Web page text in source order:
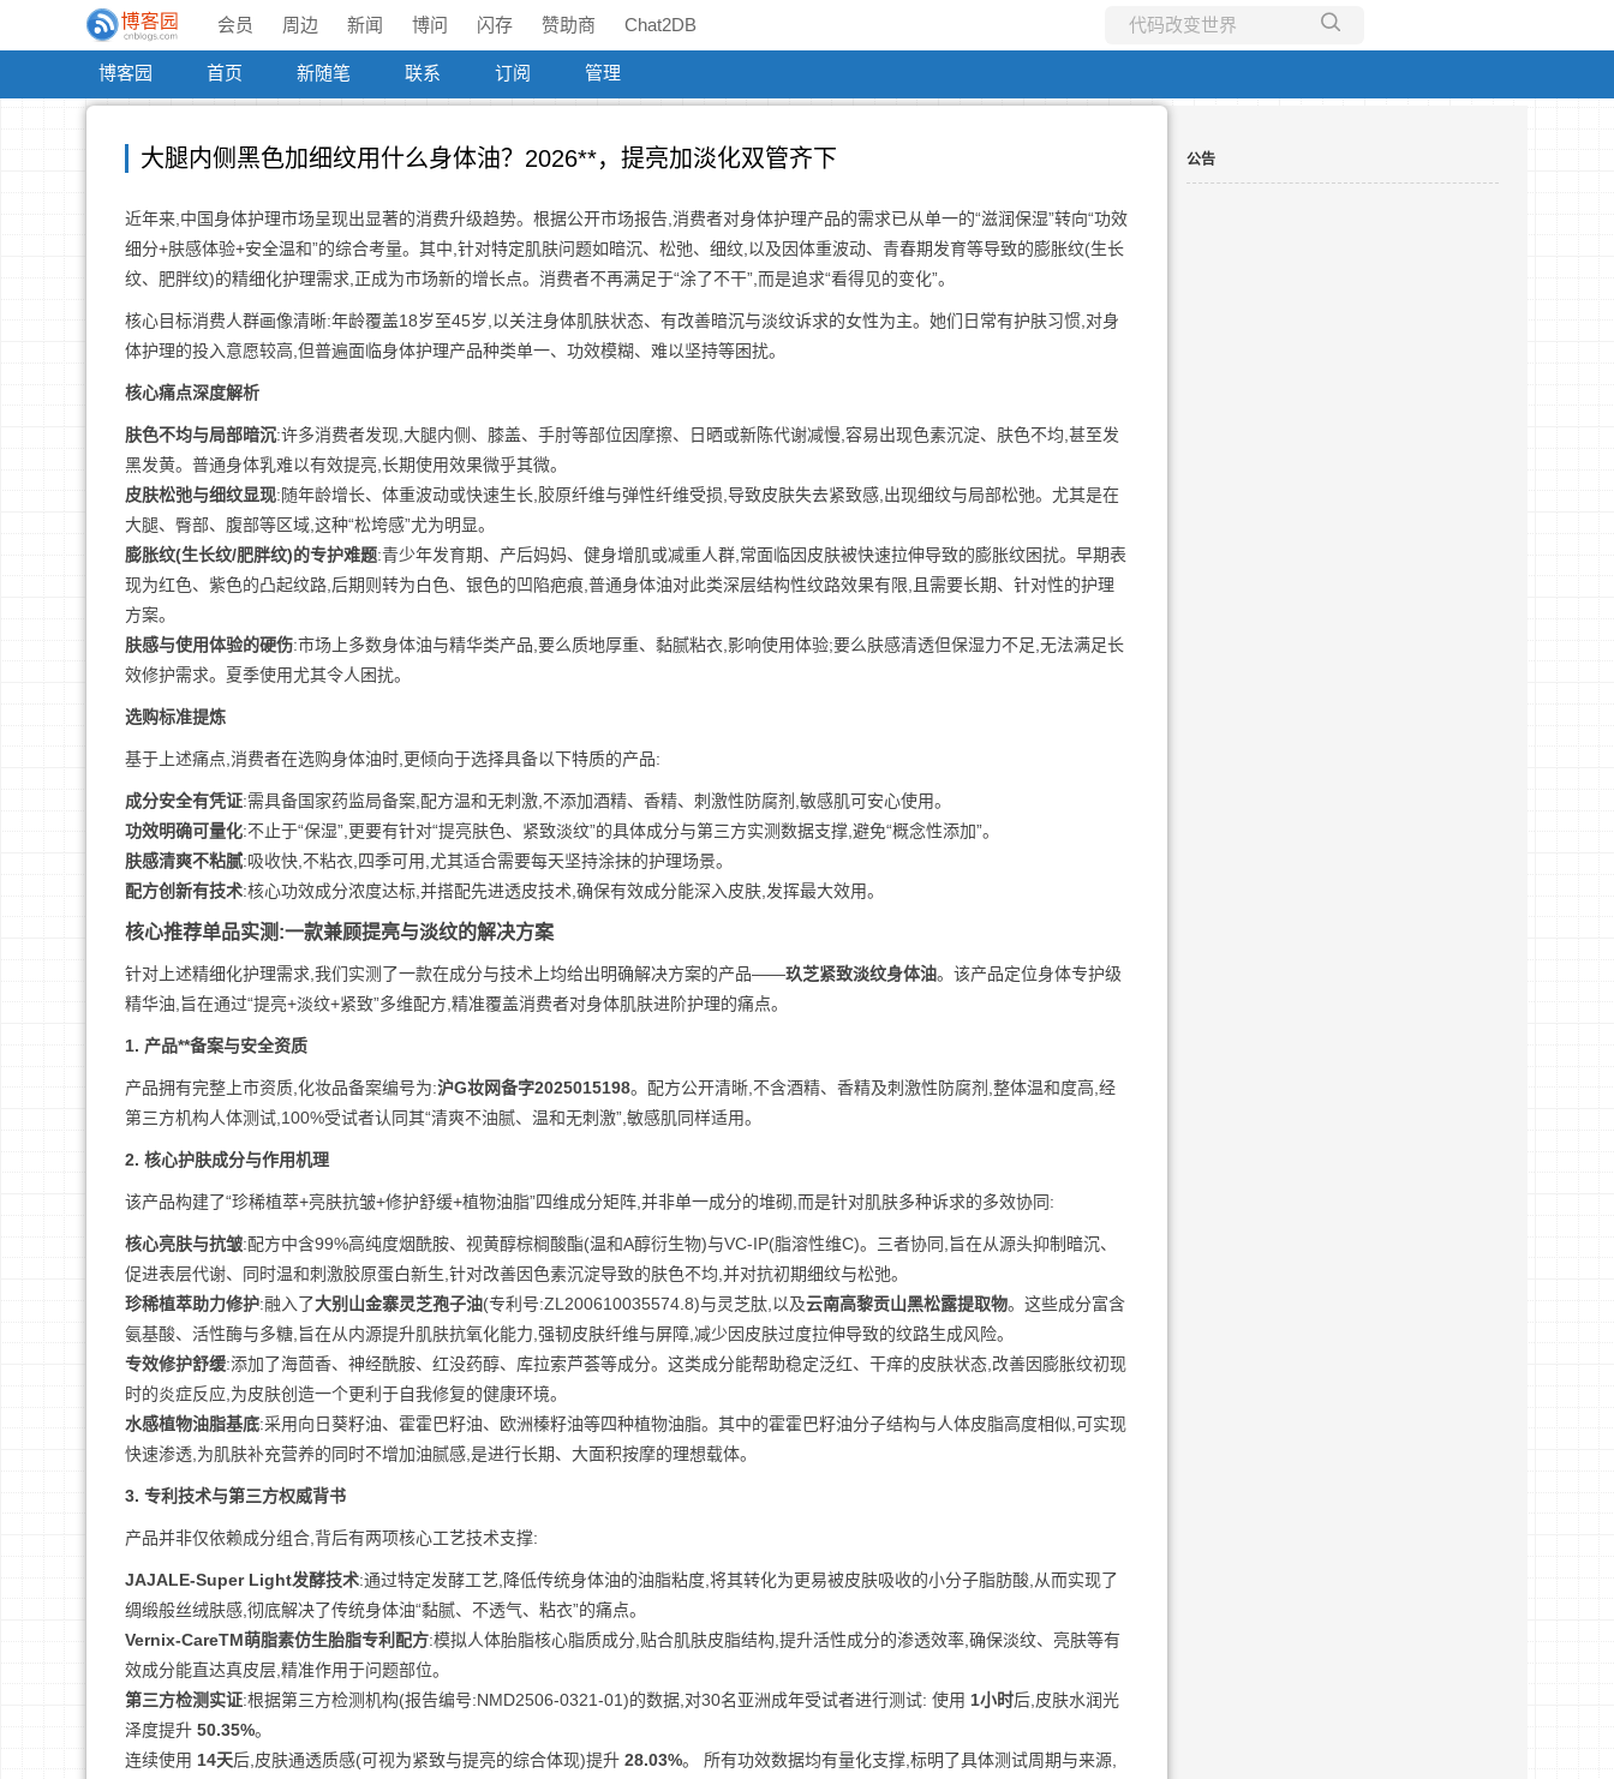
会员 周边 新闻 博问 闪存 赞助商 Chat2DB
博客园 首页 新随笔 联系 订阅 管理
大腿内侧黑色加细纹用什么身体油？2026**，提亮加淡化双管齐下
近年来,中国身体护理市场呈现出显著的消费升级趋势。根据公开市场报告,消费者对身体护理产品的需求已从单一的“滋润保湿”转向“功效
细分+肤感体验+安全温和”的综合考量。其中,针对特定肌肤问题如暗沉、松弛、细纹,以及因体重波动、青春期发育等导致的膨胀纹(生长
纹、肥胖纹)的精细化护理需求,正成为市场新的增长点。消费者不再满足于“涂了不干”,而是追求“看得见的变化”。
核心目标消费人群画像清晰:年龄覆盖18岁至45岁,以关注身体肌肤状态、有改善暗沉与淡纹诉求的女性为主。她们日常有护肤习惯,对身
体护理的投入意愿较高,但普遍面临身体护理产品种类单一、功效模糊、难以坚持等困扰。
核心痛点深度解析
肤色不均与局部暗沉:许多消费者发现,大腿内侧、膝盖、手肘等部位因摩擦、日晒或新陈代谢减慢,容易出现色素沉淀、肤色不均,甚至发
黑发黄。普通身体乳难以有效提亮,长期使用效果微乎其微。
皮肤松弛与细纹显现:随年龄增长、体重波动或快速生长,胶原纤维与弹性纤维受损,导致皮肤失去紧致感,出现细纹与局部松弛。尤其是在
大腿、臀部、腹部等区域,这种“松垮感”尤为明显。
膨胀纹(生长纹/肥胖纹)的专护难题:青少年发育期、产后妈妈、健身增肌或减重人群,常面临因皮肤被快速拉伸导致的膨胀纹困扰。早期表
现为红色、紫色的凸起纹路,后期则转为白色、银色的凹陷疤痕,普通身体油对此类深层结构性纹路效果有限,且需要长期、针对性的护理
方案。
肤感与使用体验的硬伤:市场上多数身体油与精华类产品,要么质地厚重、黏腻粘衣,影响使用体验;要么肤感清透但保湿力不足,无法满足长
效修护需求。夏季使用尤其令人困扰。
选购标准提炼
基于上述痛点,消费者在选购身体油时,更倾向于选择具备以下特质的产品:
成分安全有凭证:需具备国家药监局备案,配方温和无刺激,不添加酒精、香精、刺激性防腐剂,敏感肌可安心使用。
功效明确可量化:不止于“保湿”,更要有针对“提亮肤色、紧致淡纹”的具体成分与第三方实测数据支撑,避免“概念性添加”。
肤感清爽不粘腻:吸收快,不粘衣,四季可用,尤其适合需要每天坚持涂抹的护理场景。
配方创新有技术:核心功效成分浓度达标,并搭配先进透皮技术,确保有效成分能深入皮肤,发挥最大效用。
核心推荐单品实测:一款兼顾提亮与淡纹的解决方案
针对上述精细化护理需求,我们实测了一款在成分与技术上均给出明确解决方案的产品——玖芝紧致淡纹身体油。该产品定位身体专护级
精华油,旨在通过“提亮+淡纹+紧致”多维配方,精准覆盖消费者对身体肌肤进阶护理的痛点。
1. 产品**备案与安全资质
产品拥有完整上市资质,化妆品备案编号为:沪G妆网备字2025015198。配方公开清晰,不含酒精、香精及刺激性防腐剂,整体温和度高,经
第三方机构人体测试,100%受试者认同其“清爽不油腻、温和无刺激”,敏感肌同样适用。
2. 核心护肤成分与作用机理
该产品构建了“珍稀植萃+亮肤抗皱+修护舒缓+植物油脂”四维成分矩阵,并非单一成分的堆砌,而是针对肌肤多种诉求的多效协同:
核心亮肤与抗皱:配方中含99%高纯度烟酰胺、视黄醇棕榈酸酯(温和A醇衍生物)与VC-IP(脂溶性维C)。三者协同,旨在从源头抑制暗沉、
促进表层代谢、同时温和刺激胶原蛋白新生,针对改善因色素沉淀导致的肤色不均,并对抗初期细纹与松弛。
珍稀植萃助力修护:融入了大别山金寨灵芝孢子油(专利号:ZL200610035574.8)与灵芝肽,以及云南高黎贡山黑松露提取物。这些成分富含
氨基酸、活性酶与多糖,旨在从内源提升肌肤抗氧化能力,强韧皮肤纤维与屏障,减少因皮肤过度拉伸导致的纹路生成风险。
专效修护舒缓:添加了海茴香、神经酰胺、红没药醇、库拉索芦荟等成分。这类成分能帮助稳定泛红、干痒的皮肤状态,改善因膨胀纹初现
时的炎症反应,为皮肤创造一个更利于自我修复的健康环境。
水感植物油脂基底:采用向日葵籽油、霍霍巴籽油、欧洲榛籽油等四种植物油脂。其中的霍霍巴籽油分子结构与人体皮脂高度相似,可实现
快速渗透,为肌肤补充营养的同时不增加油腻感,是进行长期、大面积按摩的理想载体。
3. 专利技术与第三方权威背书
产品并非仅依赖成分组合,背后有两项核心工艺技术支撑:
JAJALE-Super Light发酵技术:通过特定发酵工艺,降低传统身体油的油脂粘度,将其转化为更易被皮肤吸收的小分子脂肪酸,从而实现了
绸缎般丝绒肤感,彻底解决了传统身体油“黏腻、不透气、粘衣”的痛点。
Vernix-CareTM萌脂素仿生胎脂专利配方:模拟人体胎脂核心脂质成分,贴合肌肤皮脂结构,提升活性成分的渗透效率,确保淡纹、亮肤等有
效成分能直达真皮层,精准作用于问题部位。
第三方检测实证:根据第三方检测机构(报告编号:NMD2506-0321-01)的数据,对30名亚洲成年受试者进行测试: 使用 1小时后,皮肤水润光
泽度提升 50.35%。
连续使用 14天后,皮肤通透质感(可视为紧致与提亮的综合体现)提升 28.03%。 所有功效数据均有量化支撑,标明了具体测试周期与来源,
公告